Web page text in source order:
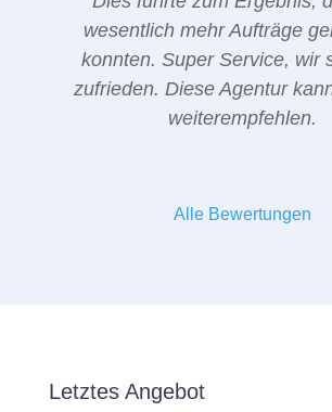
wesentlich mehr Aufträge
konnten. Super Service, wir
zufrieden. Diese Agentur
weiterempfehlen.
Alle Bewertungen
Letztes Angebot